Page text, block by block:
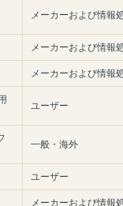
メーカーおよび情報
メーカーおよび情報
メーカーおよび情報
ユーザー
一般・海外
ユーザー
メーカーおよび情報